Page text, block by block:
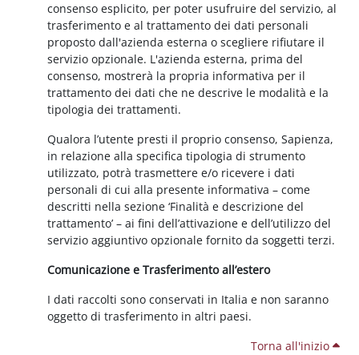
consenso esplicito, per poter usufruire del servizio, al
trasferimento e al trattamento dei dati personali
proposto dall'azienda esterna o scegliere rifiutare il
servizio opzionale. L'azienda esterna, prima del
consenso, mostrerà la propria informativa per il
trattamento dei dati che ne descrive le modalità e la
tipologia dei trattamenti.
Qualora l’utente presti il proprio consenso, Sapienza,
in relazione alla specifica tipologia di strumento
utilizzato, potrà trasmettere e/o ricevere i dati
personali di cui alla presente informativa – come
descritti nella sezione ‘Finalità e descrizione del
trattamento’ – ai fini dell’attivazione e dell’utilizzo del
servizio aggiuntivo opzionale fornito da soggetti terzi.
Comunicazione e Trasferimento all’estero
I dati raccolti sono conservati in Italia e non saranno
oggetto di trasferimento in altri paesi.
Torna all'inizio